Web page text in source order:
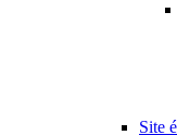
Site